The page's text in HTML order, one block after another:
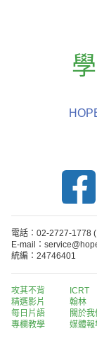
電話：02-2727-1778
E-mail：
統編：24746401
攻其不背
精選影片
每日片語
專欄教學
ICRT
翰林
關於我
媒體報